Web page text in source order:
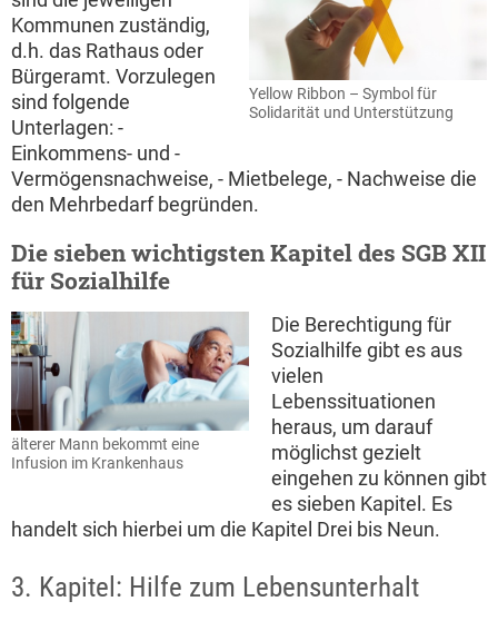
Yellow Ribbon – Symbol für
Solidarität und Unterstützung
Kommunen zuständig,
d.h. das Rathaus oder
Bürgeramt. Vorzulegen
sind folgende
Unterlagen: -
Einkommens- und -
Vermögensnachweise, - Mietbelege, - Nachweise die
den Mehrbedarf begründen.
Die sieben wichtigsten Kapitel des SGB XII
für Sozialhilfe
älterer Mann bekommt eine
Infusion im Krankenhaus
Die Berechtigung für
Sozialhilfe gibt es aus
vielen
Lebenssituationen
heraus, um darauf
möglichst gezielt
eingehen zu können gibt
es sieben Kapitel. Es
handelt sich hierbei um die Kapitel Drei bis Neun.
3. Kapitel: Hilfe zum Lebensunterhalt